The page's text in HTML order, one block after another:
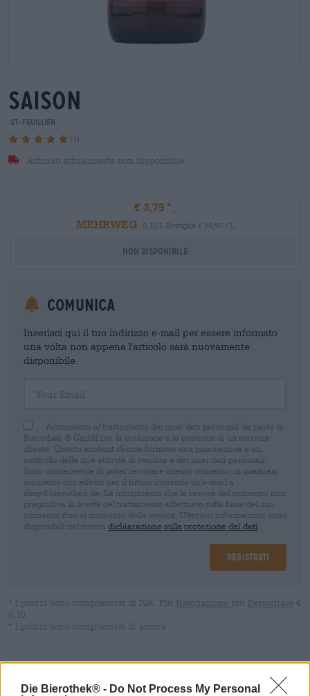
Die Bierothek® - Do Not Process My Personal
saison
St-Feuillien
(1)
Articolo attualmente non disponibile
€ 3,79
MEHRWEG
0,33 L Bottiglia € 10,97 / L
Non disponibile
Comunica
Inserisci qui il tuo indirizzo e-mail per essere informato
una volta non appena l'articolo sarà nuovamente
disponibile.
Acconsento al trattamento dei miei dati personali da parte di
Bierothek ® GmbH per la creazione e la gestione di un account
cliente. Questo account cliente fornisce una panoramica e un
controllo delle mie attività di vendita e dei miei dati personali.
Sono consapevole di poter revocare questo consenso in qualsiasi
momento con effetto per il futuro inviando un'e-mail a
shop@bierothek.de. La informiamo che la revoca del consenso non
pregiudica la liceità del trattamento effettuato sulla base del suo
consenso fino al momento della revoca. Ulteriori informazioni sono
disponibili nel nostro dichiarazione sulla protezione dei dati
Registrati
* I prezzi sono comprensivi di IVA. Più Navigazione più Depositare €
0,10
* I prezzi sono comprensivi di accisa
Descrizione Informazioni Recensioni(1)